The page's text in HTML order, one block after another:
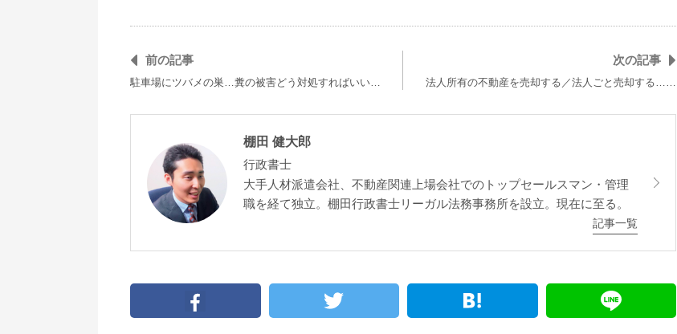
前の記事
駐車場にツバメの巣…糞の被害どう対処すればいい…
次の記事
法人所有の不動産を売却する／法人ごと売却する……
棚田 健大郎
行政書士
大手人材派遣会社、不動産関連上場会社でのトップセールスマン・管理
職を経て独立。棚田行政書士リーガル法務事務所を設立。現在に至る。
記事一覧